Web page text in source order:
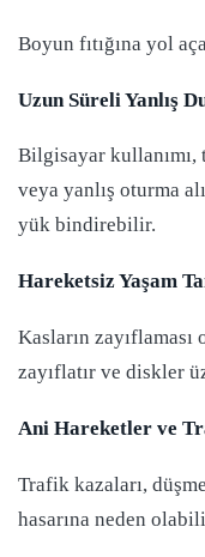
Boyun fıtığına yol
Uzun Süreli Yanlış
Bilgisayar
veya yanlış oturma
yük bindirebilir.
Hareketsiz Yaşam
Kasların zayıflaması
zayıflatır ve diskler
Ani Hareketler ve
Trafik kazaları,
hasarına neden